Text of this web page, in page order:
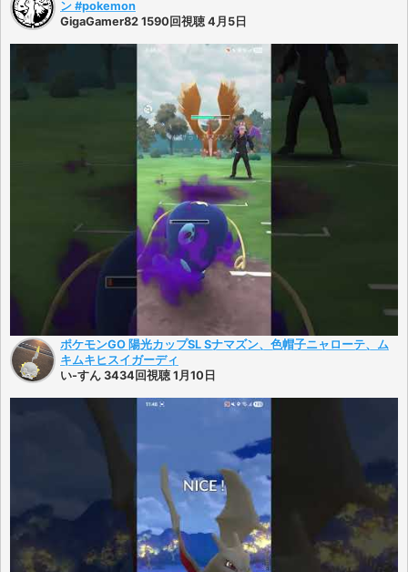
ン #pokemon
GigaGamer82 1590回視聴 4月5日
ポケモンGO 陽光カップSL Sナマズン、色帽子ニャローテ、ム
キムキヒスイガーディ
い-すん 3434回視聴 1月10日